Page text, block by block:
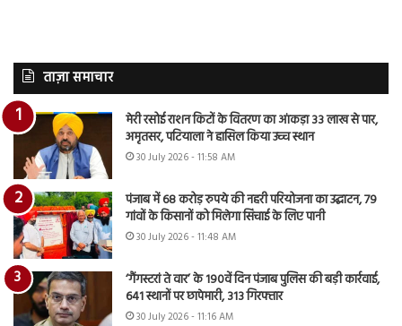
ताज़ा समाचार
मेरी रसोई राशन किटों के वितरण का आंकड़ा 33 लाख से पार,
अमृतसर, पटियाला ने हासिल किया उच्च स्थान
30 July 2026 - 11:58 AM
पंजाब में 68 करोड़ रुपये की नहरी परियोजना का उद्घाटन, 79
गांवों के किसानों को मिलेगा सिंचाई के लिए पानी
30 July 2026 - 11:48 AM
‘गैंगस्टरां ते वार’ के 190वें दिन पंजाब पुलिस की बड़ी कार्रवाई,
641 स्थानों पर छापेमारी, 313 गिरफ्तार
30 July 2026 - 11:16 AM